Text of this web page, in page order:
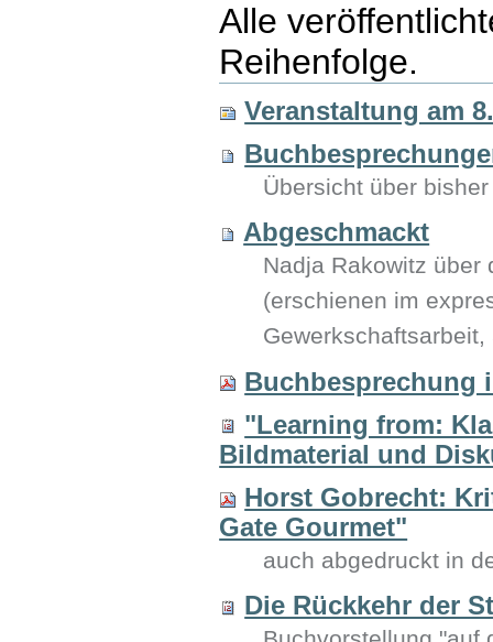
Alle
Reihenfolge.
Veranstaltung am
Übersicht über
Abgeschmackt
Nadja Rakowitz über
(erschienen im
Gewerkschaftsarbeit,
Buchbesprechung
"Learning from:
Bildmaterial und
Horst Gobrecht:
Gate Gourmet"
auch abgedruckt in
Die Rückkehr der